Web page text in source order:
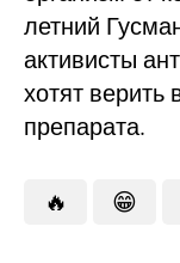
летний
активисты
хотят верить
препарата.
🔥 😁